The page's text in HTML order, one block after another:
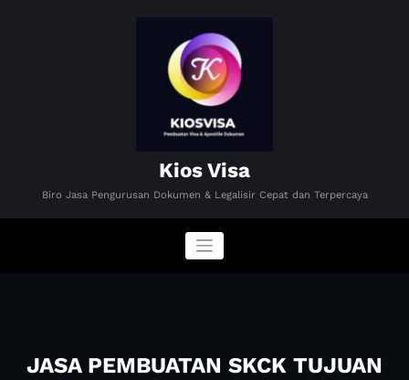
Kios Visa
Biro Jasa Pengurusan Dokumen & Legalisir Cepat dan Terpercaya
JASA PEMBUATAN SKCK TUJUAN